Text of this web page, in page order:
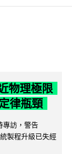
物理極限
律瓶頸
專訪，警告
製程升級已失經